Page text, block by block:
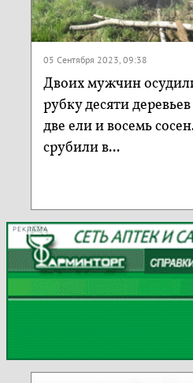
05 Сентября 2023, 09:38
Двоих мужчин
рубку десяти
две ели и восемь
срубили в...
РЕКЛАМА